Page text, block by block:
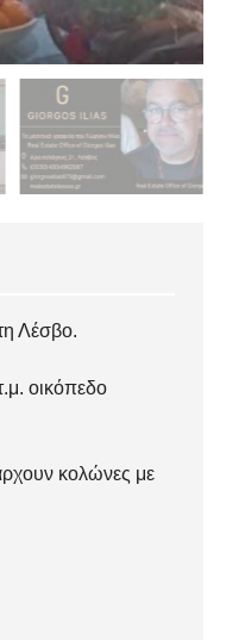
Λέσβο.
οικόπεδο
κολώνες με